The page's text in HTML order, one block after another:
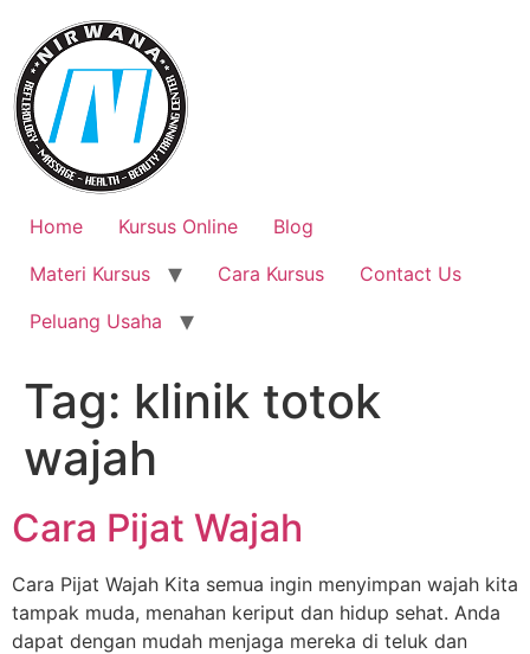
content
Home Kursus Online
Blog
Materi Kursus
Cara Kursus
Contact Us
Peluang Usaha
Tag: klinik totok
wajah
Cara Pijat Wajah
Cara Pijat Wajah Kita semua ingin menyimpan wajah kita
tampak muda, menahan keriput dan hidup sehat. Anda
dapat dengan mudah menjaga mereka di teluk dan